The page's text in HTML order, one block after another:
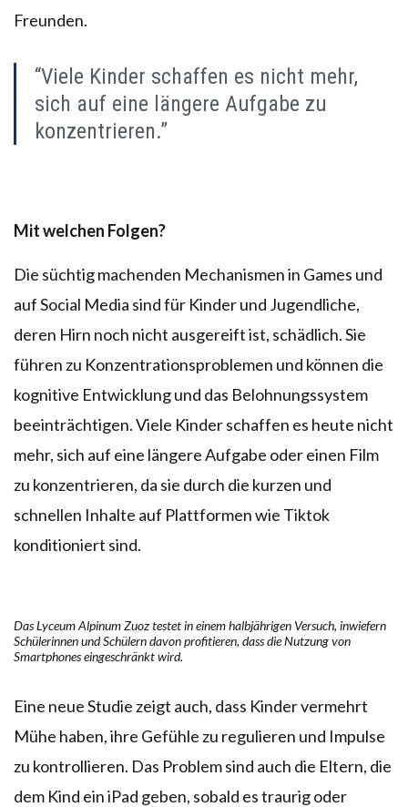
Freunden.
“Viele Kinder schaffen es nicht mehr,
sich auf eine längere Aufgabe zu
konzentrieren.”
Mit welchen Folgen?
Die süchtig machenden Mechanismen in Games und
auf Social Media sind für Kinder und Jugendliche,
deren Hirn noch nicht ausgereift ist, schädlich. Sie
führen zu Konzentrationsproblemen und können die
kognitive Entwicklung und das Belohnungssystem
beeinträchtigen. Viele Kinder schaffen es heute nicht
mehr, sich auf eine längere Aufgabe oder einen Film
zu konzentrieren, da sie durch die kurzen und
schnellen Inhalte auf Plattformen wie Tiktok
konditioniert sind.
Das Lyceum Alpinum Zuoz testet in einem halbjährigen Versuch, inwiefern
Schülerinnen und Schülern davon profitieren, dass die Nutzung von
Smartphones eingeschränkt wird.
Eine neue Studie zeigt auch, dass Kinder vermehrt
Mühe haben, ihre Gefühle zu regulieren und Impulse
zu kontrollieren. Das Problem sind auch die Eltern, die
dem Kind ein iPad geben, sobald es traurig oder